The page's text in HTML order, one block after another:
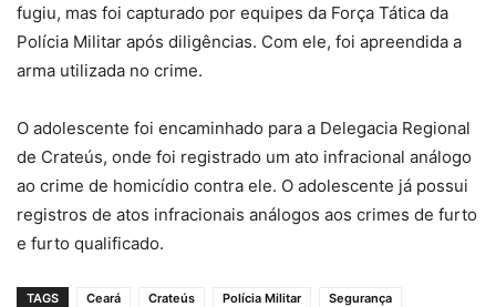
fugiu, mas foi capturado por equipes da Força Tática da
Polícia Militar após diligências. Com ele, foi apreendida a
arma utilizada no crime.
O adolescente foi encaminhado para a Delegacia Regional
de Crateús, onde foi registrado um ato infracional análogo
ao crime de homicídio contra ele. O adolescente já possui
registros de atos infracionais análogos aos crimes de furto
e furto qualificado.
TAGS Ceará Crateús Polícia Militar Segurança